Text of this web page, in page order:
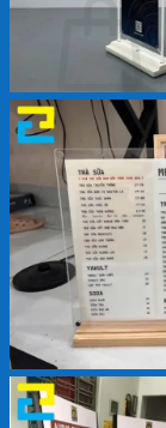
Chưa có
Quay trở lại